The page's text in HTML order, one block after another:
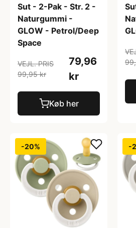
Sut - 2-Pak - Str. 2 -
Naturgummi -
GLOW - Petrol/Deep
Space
VEJL. PRIS
99,95 kr
79,96
kr
Køb her
-20% -